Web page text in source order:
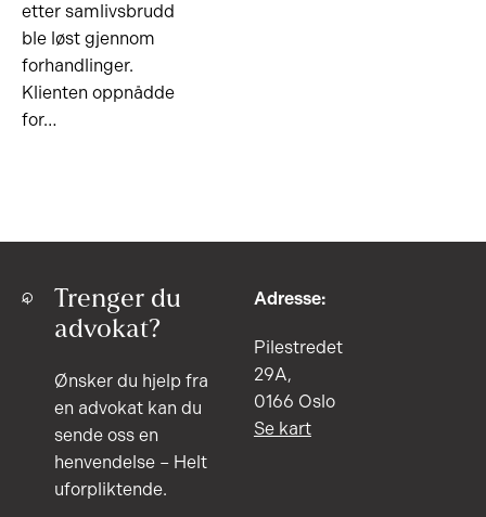
etter samlivsbrudd
ble løst gjennom
forhandlinger.
Klienten oppnådde
for…
Trenger du
advokat?
Ønsker du hjelp fra
en advokat kan du
sende oss en
henvendelse – Helt
uforpliktende.
Adresse:
Pilestredet
29A,
0166 Oslo
Se kart